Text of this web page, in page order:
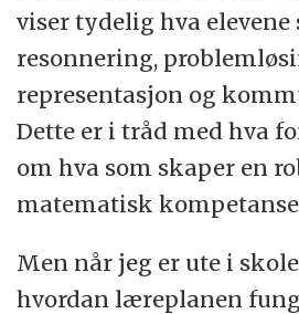
viser tydelig hva
resonnering,
representasjon og
Dette er i tråd med hva
om hva som skaper en
matematisk
Men når jeg er ute i
hvordan læreplanen